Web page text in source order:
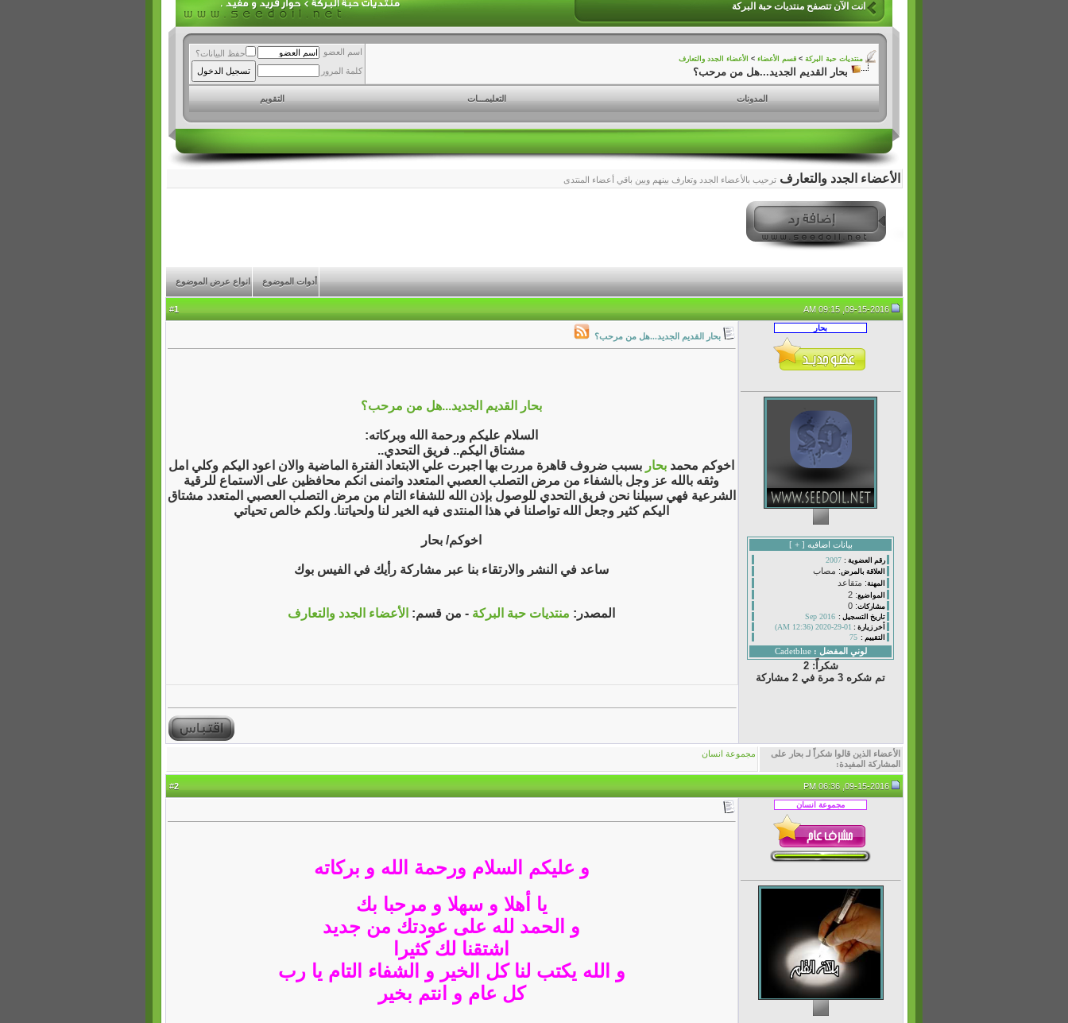
انت الآن تتصفح منتديات حبة البركة
منتديات حبة البركة > قسم الأعضاء > الأعضاء الجدد والتعارف
بحار القديم الجديد...هل من مرحب؟
اسم العضو
حفظ البيانات؟
كلمة المرور
المدونات التعليمـــات التقويم
الأعضاء الجدد والتعارف ترحيب بالأعضاء الجدد وتعارف بينهم وبين باقي أعضاء المنتدى
أدوات الموضوع انواع عرض الموضوع
09-15-2016, 09:15 AM
#
1
بيانات اضافيه [+
]
رقم العضوية : 2007
العلاقة بالمرض: مصاب
المهنة: متقاعد
المواضيع: 2
مشاركات: 0
تاريخ التسجيل : Sep 2016
أخر زيارة : 01-29-2020 (12:36 AM)
التقييم : 75
لوني المفضل :Cadetblue
شكراً: 2
تم شكره 3 مرة في 2 مشاركة
بحار القديم الجديد...هل من مرحب؟
بحار القديم الجديد...هل من مرحب؟
السلام عليكم ورحمة الله وبركاته:
مشتاق اليكم.. فريق التحدي..
اخوكم محمد بحار بسبب ضروف قاهرة مررت بها اجبرت علي الابتعاد الفترة الماضية والان اعود اليكم وكلي امل
وثقه بالله عز وجل بالشفاء من مرض التصلب العصبي المتعدد واتمنى انكم محافظين على الاستماع للرقية
الشرعية فهي سبيلنا نحن فريق التحدي للوصول بإذن الله للشفاء التام من مرض التصلب العصبي المتعدد مشتاق
اليكم كثير وجعل الله تواصلنا في هذا المنتدى فيه الخير لنا ولحياتنا. ولكم خالص تحياتي
اخوكم/ بحار
ساعد في النشر والارتقاء بنا عبر مشاركة رأيك في الفيس بوك
المصدر: منتديات حبة البركة - من قسم: الأعضاء الجدد والتعارف
الأعضاء الذين قالوا شكراً لـ بحار على
المشاركة المفيدة:
مجموعة انسان
09-15-2016, 06:36 PM
#
2
و عليكم السلام ورحمة الله و بركاته
يا أهلا و سهلا و مرحبا بك
و الحمد لله على عودتك من جديد
اشتقنا لك كثيرا
و الله يكتب لنا كل الخير و الشفاء التام يا رب
كل عام و انتم بخير